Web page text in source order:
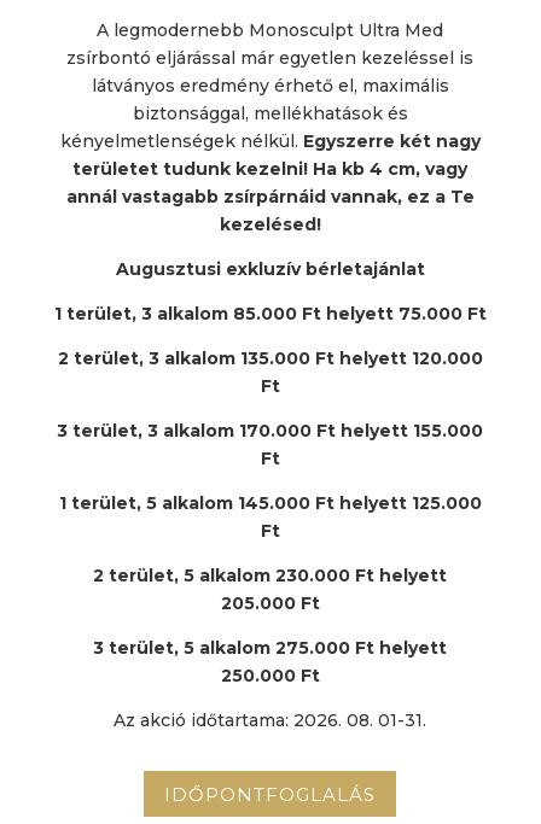
A legmodernebb Monosculpt Ultra Med
zsírbontó eljárással már egyetlen kezeléssel is
látványos eredmény érhető el, maximális
biztonsággal, mellékhatások és
kényelmetlenségek nélkül. Egyszerre két nagy
területet tudunk kezelni! Ha kb 4 cm, vagy
annál vastagabb zsírpárnáid vannak, ez a Te
kezelésed!
Augusztusi exkluzív bérletajánlat
1 terület, 3 alkalom 85.000 Ft helyett 75.000 Ft
2 terület, 3 alkalom 135.000 Ft helyett 120.000
Ft
3 terület, 3 alkalom 170.000 Ft helyett 155.000
Ft
1 terület, 5 alkalom 145.000 Ft helyett 125.000
Ft
2 terület, 5 alkalom 230.000 Ft helyett
205.000 Ft
3 terület, 5 alkalom 275.000 Ft helyett
250.000 Ft
Az akció időtartama: 2026. 08. 01-31.
IDŐPONTFOGLALÁS